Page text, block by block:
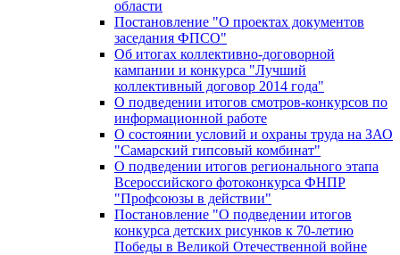
области
Постановление "О проектах документов
заседания ФПСО"
Об итогах коллективно-договорной
кампании и конкурса "Лучший
коллективный договор 2014 года"
О подведении итогов смотров-конкурсов по
информационной работе
О состоянии условий и охраны труда на ЗАО
"Самарский гипсовый комбинат"
О подведении итогов регионального этапа
Всероссийского фотоконкурса ФНПР
"Профсоюзы в действии"
Постановление "О подведении итогов
конкурса детских рисунков к 70-летию
Победы в Великой Отечественной войне